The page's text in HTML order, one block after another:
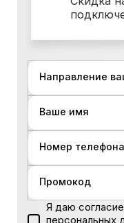
Направление
Ваше имя
Номер
Промокод
Я даю
персональных